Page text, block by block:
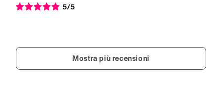
5/5
Mostra più recensioni